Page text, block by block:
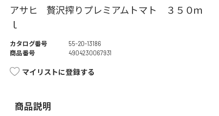
アサヒ 贅沢搾りプレミアムトマト ３５０ｍ
ｌ
カタログ番号
55-20-13186
商品番号
4904230067931
マイリストに登録する
商品説明